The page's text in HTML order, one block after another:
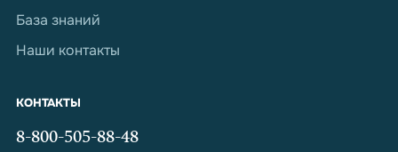
База знаний
Наши контакты
КОНТАКТЫ
8-800-505-88-48